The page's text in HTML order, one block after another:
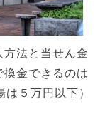
法と当せん金
金できるのは
５万円以下）